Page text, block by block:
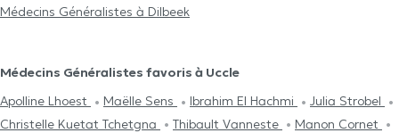
Médecins Généralistes à Dilbeek
Médecins Généralistes favoris à Uccle
Apolline Lhoest
Maëlle Sens Ibrahim El Hachmi
Julia Strobel
Christelle Kuetat Tchetgna
Thibault Vanneste
Manon Cornet